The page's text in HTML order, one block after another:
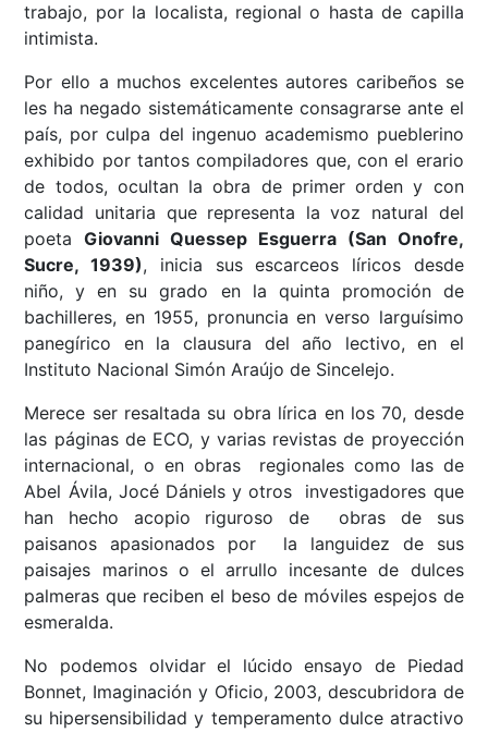
trabajo, por la localista, regional o hasta de capilla
intimista.
Por ello a muchos excelentes autores caribeños se
les ha negado sistemáticamente consagrarse ante el
país, por culpa del ingenuo academismo pueblerino
exhibido por tantos compiladores que, con el erario
de todos, ocultan la obra de primer orden y con
calidad unitaria que representa la voz natural del
poetaGiovanni Quessep Esguerra (San Onofre,
Sucre, 1939), inicia sus escarceos líricos desde
niño, y en su grado en la quinta promoción de
bachilleres, en 1955, pronuncia en verso larguísimo
panegírico en la clausura del año lectivo, en el
Instituto Nacional Simón Araújo de Sincelejo.
Merece ser resaltada su obra lírica en los 70, desde
las páginas de ECO, y varias revistas de proyección
internacional, o en obras regionales como las de
Abel Ávila, Jocé Dániels y otros investigadores que
han hecho acopio riguroso de obras de sus
paisanos apasionados por la languidez de sus
paisajes marinos o el arrullo incesante de dulces
palmeras que reciben el beso de móviles espejos de
esmeralda.
No podemos olvidar el lúcido ensayo de Piedad
Bonnet, Imaginación y Oficio, 2003, descubridora de
su hipersensibilidad y temperamento dulce atractivo